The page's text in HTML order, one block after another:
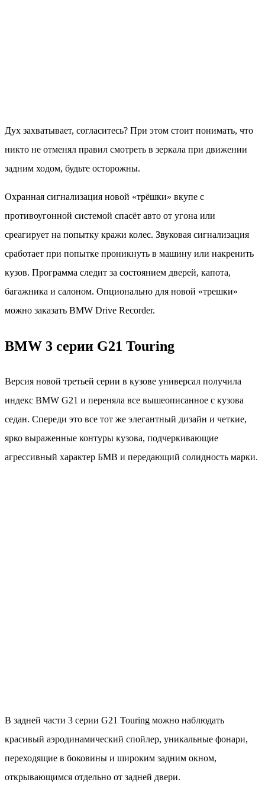
Дух захватывает, согласитесь? При этом стоит понимать, что
никто не отменял правил смотреть в зеркала при движении
задним ходом, будьте осторожны.
Охранная сигнализация новой «трёшки» вкупе с
противоугонной системой спасёт авто от угона или
среагирует на попытку кражи колес. Звуковая сигнализация
сработает при попытке проникнуть в машину или накренить
кузов. Программа следит за состоянием дверей, капота,
багажника и салоном. Опционально для новой «трешки»
можно заказать BMW Drive Recorder.
BMW 3 серии G21 Touring
Версия новой третьей серии в кузове универсал получила
индекс BMW G21 и переняла все вышеописанное с кузова
седан. Спереди это все тот же элегантный дизайн и четкие,
ярко выраженные контуры кузова, подчеркивающие
агрессивный характер БМВ и передающий солидность марки.
В задней части 3 серии G21 Touring можно наблюдать
красивый аэродинамический спойлер, уникальные фонари,
переходящие в боковины и широким задним окном,
открывающимся отдельно от задней двери.